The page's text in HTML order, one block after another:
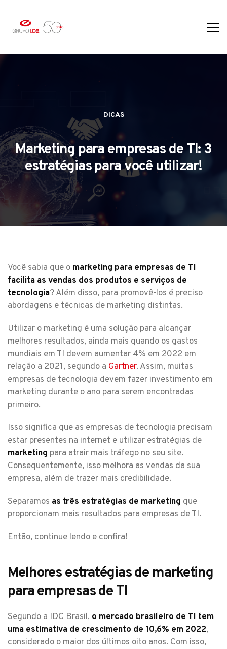
DICAS
Marketing para empresas de TI: 3
estratégias para você utilizar!
Você sabia que o marketing para empresas de TI
facilita as vendas dos produtos e serviços de
tecnologia? Além disso, para promovê-los é preciso
abordagens e técnicas de marketing distintas.
Utilizar o marketing é uma solução para alcançar
melhores resultados, ainda mais quando os gastos
mundiais em TI devem aumentar 4% em 2022 em
relação a 2021, segundo a Gartner. Assim, muitas
empresas de tecnologia devem fazer investimento em
marketing durante o ano para serem encontradas
primeiro.
Isso significa que as empresas de tecnologia precisam
estar presentes na internet e utilizar estratégias de
marketing para atrair mais tráfego no seu site.
Consequentemente, isso melhora as vendas da sua
empresa, além de trazer mais credibilidade.
Separamos as três estratégias de marketing que
proporcionam mais resultados para empresas de TI.
Então, continue lendo e confira!
Melhores estratégias de marketing
para empresas de TI
Segundo a IDC Brasil, o mercado brasileiro de TI tem
uma estimativa de crescimento de 10,6% em 2022,
considerado o maior dos últimos oito anos. Com isso,